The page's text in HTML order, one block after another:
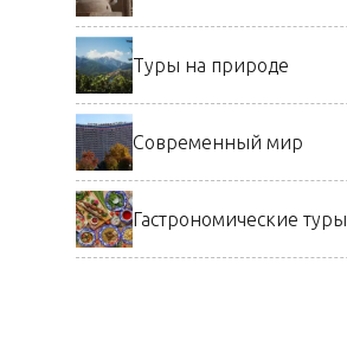
Туры на природе
Современный мир
Гастрономические туры